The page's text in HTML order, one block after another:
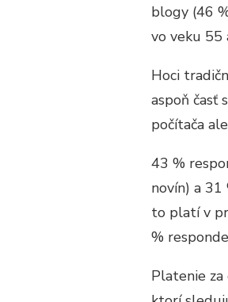
blogy (46
vo veku 55
Hoci
aspoň časť
počítača
43 %
novín) a 31
to platí v
%
Platenie